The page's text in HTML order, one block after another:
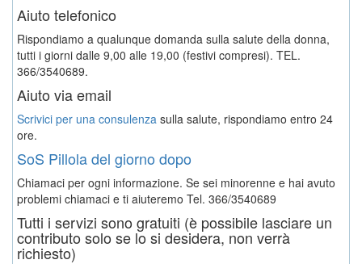
Aiuto telefonico
Rispondiamo a qualunque domanda sulla salute della donna,
tutti i giorni dalle 9,00 alle 19,00 (festivi compresi). TEL.
366/3540689.
Aiuto via email
Scrivici per una consulenza sulla salute, rispondiamo entro 24
ore.
SoS Pillola del giorno dopo
Chiamaci per ogni informazione. Se sei minorenne e hai avuto
problemi chiamaci e ti aiuteremo Tel. 366/3540689
Tutti i servizi sono gratuiti (è possibile lasciare un
contributo solo se lo si desidera, non verrà
richiesto)